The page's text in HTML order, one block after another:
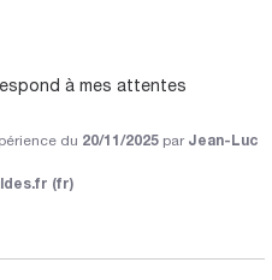
à mes attentes
du 20/11/2025 par Jean-Luc
(fr)